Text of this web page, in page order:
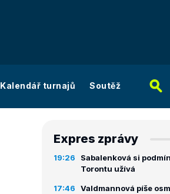
Kalendář turnajů Soutěž
Expres zprávy
19:26
Sabalenková si
Torontu užívá
17:46
Valdmannová píše